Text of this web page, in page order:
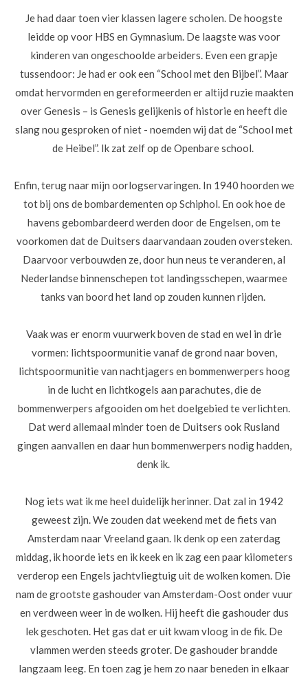
Je had daar toen vier klassen lagere scholen. De hoogste
leidde op voor HBS en Gymnasium. De laagste was voor
kinderen van ongeschoolde arbeiders. Even een grapje
tussendoor: Je had er ook een “School met den Bijbel”. Maar
omdat hervormden en gereformeerden er altijd ruzie maakten
over Genesis – is Genesis gelijkenis of historie en heeft die
slang nou gesproken of niet - noemden wij dat de “School met
de Heibel”. Ik zat zelf op de Openbare school.
Enfin, terug naar mijn oorlogservaringen. In 1940 hoorden we
tot bij ons de bombardementen op Schiphol. En ook hoe de
havens gebombardeerd werden door de Engelsen, om te
voorkomen dat de Duitsers daarvandaan zouden oversteken.
Daarvoor verbouwden ze, door hun neus te veranderen, al
Nederlandse binnenschepen tot landingsschepen, waarmee
tanks van boord het land op zouden kunnen rijden.
Vaak was er enorm vuurwerk boven de stad en wel in drie
vormen: lichtspoormunitie vanaf de grond naar boven,
lichtspoormunitie van nachtjagers en bommenwerpers hoog
in de lucht en lichtkogels aan parachutes, die de
bommenwerpers afgooiden om het doelgebied te verlichten.
Dat werd allemaal minder toen de Duitsers ook Rusland
gingen aanvallen en daar hun bommenwerpers nodig hadden,
denk ik.
Nog iets wat ik me heel duidelijk herinner. Dat zal in 1942
geweest zijn. We zouden dat weekend met de fiets van
Amsterdam naar Vreeland gaan. Ik denk op een zaterdag
middag, ik hoorde iets en ik keek en ik zag een paar kilometers
verderop een Engels jachtvliegtuig uit de wolken komen. Die
nam de grootste gashouder van Amsterdam-Oost onder vuur
en verdween weer in de wolken. Hij heeft die gashouder dus
lek geschoten. Het gas dat er uit kwam vloog in de fik. De
vlammen werden steeds groter. De gashouder brandde
langzaam leeg. En toen zag je hem zo naar beneden in elkaar